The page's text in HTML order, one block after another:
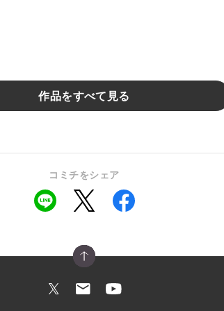
作品をすべて見る
コミチをシェア